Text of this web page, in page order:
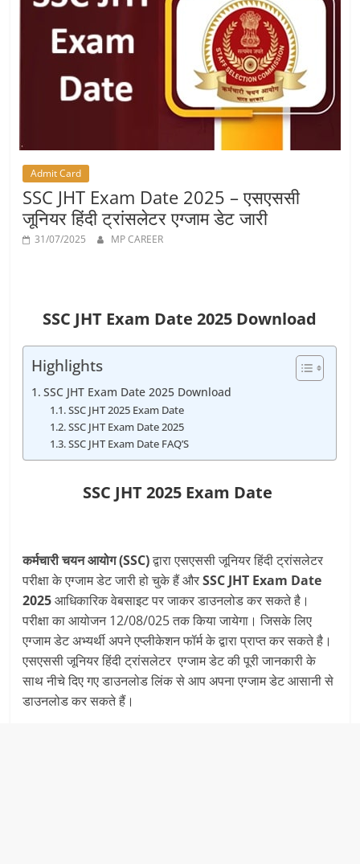
Vacancy
Admit Card
SSC JHT Exam Date 2025 – एसएससी
जूनियर हिंदी ट्रांसलेटर एग्जाम डेट जारी
31/07/2025 MP CAREER
SSC JHT Exam Date 2025 Download
Highlights
SSC JHT Exam Date 2025 Download
SSC JHT 2025 Exam Date
SSC JHT Exam Date 2025
SSC JHT Exam Date FAQ’S
SSC JHT 2025 Exam Date
कर्मचारी चयन आयोग (SSC)द्वारा एसएससी जूनियर हिंदी ट्रांसलेटर
परीक्षा के एग्जाम डेट जारी हो चुके हैं औरSSC JHT Exam Date
2025आधिकारिक वेबसाइट पर जाकर डाउनलोड कर सकते है।
परीक्षा का आयोजन 12/08/025 तक किया जायेगा। जिसके लिए
एग्जाम डेट अभ्यर्थी अपने एप्लीकेशन फॉर्म के द्वारा प्राप्त कर सकते है।
एसएससी जूनियर हिंदी ट्रांसलेटर एग्जाम डेट की पूरी जानकारी के
साथ नीचे दिए गए डाउनलोड लिंक से आप अपना एग्जाम डेट आसानी से
डाउनलोड कर सकते हैं।